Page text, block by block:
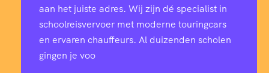
aan het juiste adres. Wij zijn dé specialist in
schoolreisvervoer met moderne touringcars
en ervaren chauffeurs. Al duizenden scholen
gingen je voo